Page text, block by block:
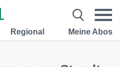
Regional Meine Abos